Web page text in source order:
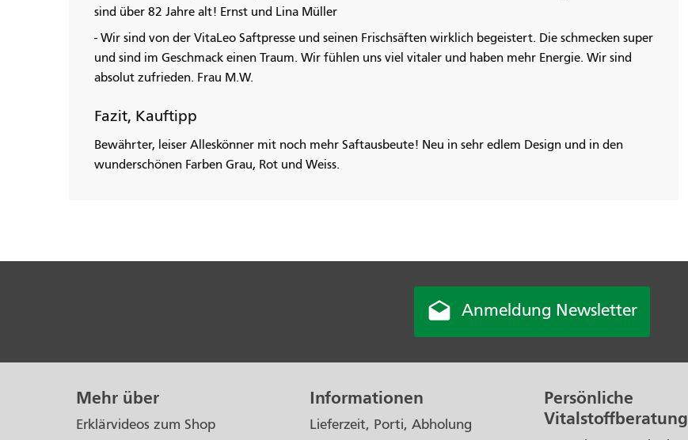
sind über 82 Jahre alt! Ernst und Lina Müller
- Wir sind von der VitaLeo Saftpresse und seinen Frischsäften wirklich begeistert. Die schmecken super
und sind im Geschmack einen Traum. Wir fühlen uns viel vitaler und haben mehr Energie. Wir sind
absolut zufrieden. Frau M.W.
Fazit, Kauftipp
Bewährter, leiser Alleskönner mit noch mehr Saftausbeute! Neu in sehr edlem Design und in den
wunderschönen Farben Grau, Rot und Weiss.
 Anmeldung Newsletter
Mehr über
Erklärvideos zum Shop
Informationen
Lieferzeit, Porti, Abholung
Persönliche
Vitalstoffberatung